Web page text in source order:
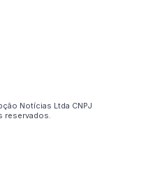
Notícias Ltda CNPJ
reservados.